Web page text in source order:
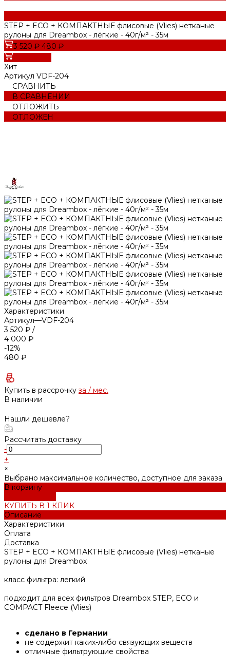
STEP + ECO + КОМПАКТНЫЕ флисовые (Vlies) нетканые
рулоны для Dreambox - лёгкие - 40г/м² - 35м
3 520 ₽ 480 ₽
Хит
Артикул VDF-204
СРАВНИТЬ
В СРАВНЕНИИ
ОТЛОЖИТЬ
ОТЛОЖЕН
Характеристики
Артикул—VDF-204
3 520 ₽ /
4 000 ₽
-12%
480 ₽
Купить в рассрочку за / мес.
В наличии
Нашли дешевле?
Рассчитать доставку
-
+
×
Выбрано максимальное количество, доступное для заказа
В корзину
КУПИТЬ В 1 КЛИК
Описание
Характеристики
Оплата
Доставка
STEP + ECO + КОМПАКТНЫЕ флисовые (Vlies) нетканые
рулоны для Dreambox
класс фильтра: легкий
подходит для всех фильтров Dreambox STEP, ECO и
COMPACT Fleece (Vlies)
сделано в Германии
не содержит каких-либо связующих веществ
отличные фильтрующие свойства